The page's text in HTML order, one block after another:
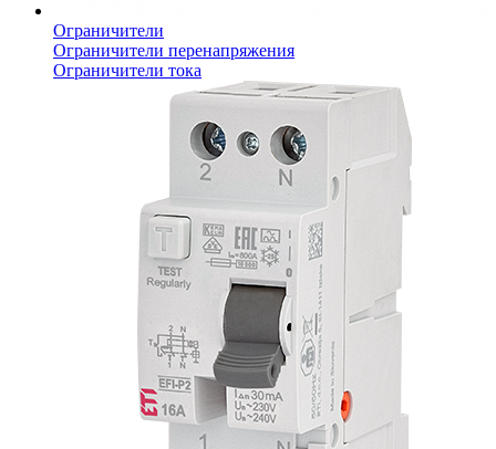
Ограничители
Ограничители перенапряжения
Ограничители тока